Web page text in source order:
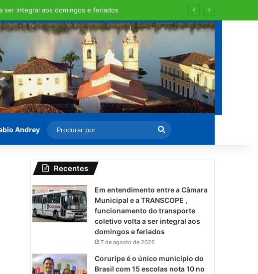
ser integral aos domingos e feriados
Andrey
Procurar
por
Recentes
Em entendimento entre a Câmara
Municipal e a TRANSCOPE ,
funcionamento do transporte
coletivo volta a ser integral aos
domingos e feriados
7 de agosto de 2026
Coruripe é o único município do
Brasil com 15 escolas nota 10 no